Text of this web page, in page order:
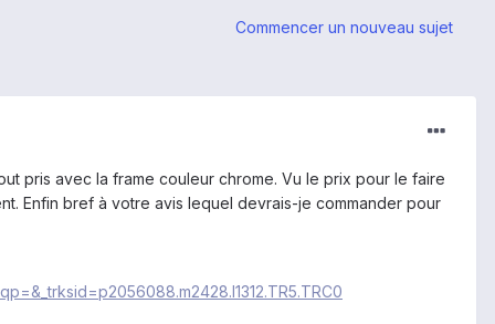
Commencer un nouveau sujet
pris avec la frame couleur chrome. Vu le prix pour le faire
Enfin bref à votre avis lequel devrais-je commander pour